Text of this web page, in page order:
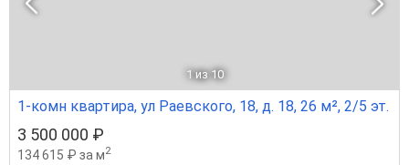
1 из 10
1-комн квартира, ул Раевского, 18, д. 18, 26 м², 2/5 эт.
3 500 000 ₽
134 615 ₽ за м2